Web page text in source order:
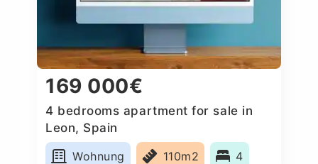
169 000€
4 bedrooms apartment for sale in
Leon, Spain
Wohnung
110m2 4